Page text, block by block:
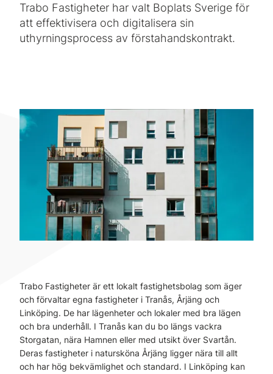
Trabo Fastigheter har valt Boplats Sverige för
att effektivisera och digitalisera sin
uthyrningsprocess av förstahandskontrakt.
Trabo Fastigheter är ett lokalt fastighetsbolag som äger
och förvaltar egna fastigheter i Tranås, Årjäng och
Linköping. De har lägenheter och lokaler med bra lägen
och bra underhåll. I Tranås kan du bo längs vackra
Storgatan, nära Hamnen eller med utsikt över Svartån.
Deras fastigheter i natursköna Årjäng ligger nära till allt
och har hög bekvämlighet och standard. I Linköping kan